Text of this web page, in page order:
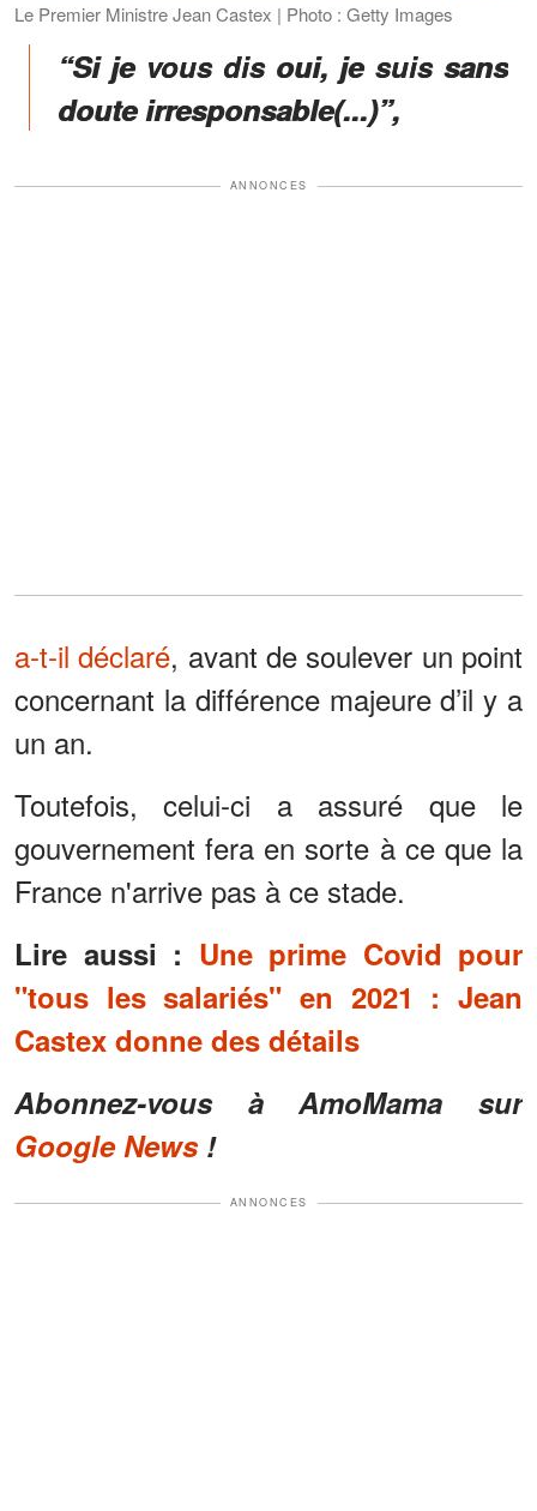
Le Premier Ministre Jean Castex | Photo : Getty Images
“Si je vous dis oui, je suis sans
doute irresponsable(...)”,
ANNONCES
a-t-il déclaré, avant de soulever un point
concernant la différence majeure d’il y a
un an.
Toutefois, celui-ci a assuré que le
gouvernement fera en sorte à ce que la
France n'arrive pas à ce stade.
Lire aussi : Une prime Covid pour
"tous les salariés" en 2021 : Jean
Castex donne des détails
Abonnez-vous à AmoMama sur
Google News!
ANNONCES